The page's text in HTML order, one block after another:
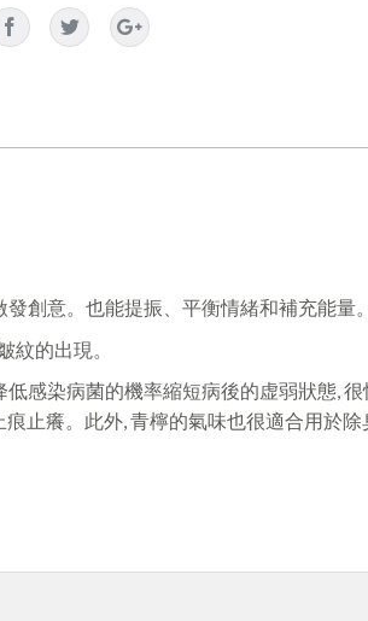
創意。也能提振、平衡情緒和補充能量
紋的出現。
感染病菌的機率縮短病後的虚弱狀態,
止癢。此外, 青檸的氣味也很適合用於除